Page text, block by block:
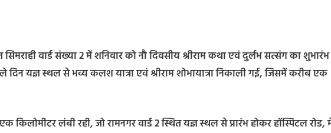
वार्ड संख्या 2 में शनिवार को नौ दिवसीय श्रीराम कथा एवं दुर्लभ सत्संग का शुभारंभ
यज्ञ स्थल से भव्य कलश यात्रा एवं श्रीराम शोभायात्रा निकाली गई, जिसमें करीब एक
किलोमीटर लंबी रही, जो रामनगर वार्ड 2 स्थित यज्ञ स्थल से प्रारंभ होकर हॉस्पिटल रोड,